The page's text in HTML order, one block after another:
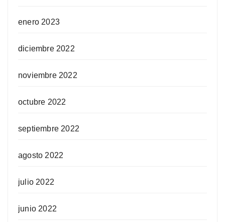
enero 2023
diciembre 2022
noviembre 2022
octubre 2022
septiembre 2022
agosto 2022
julio 2022
junio 2022